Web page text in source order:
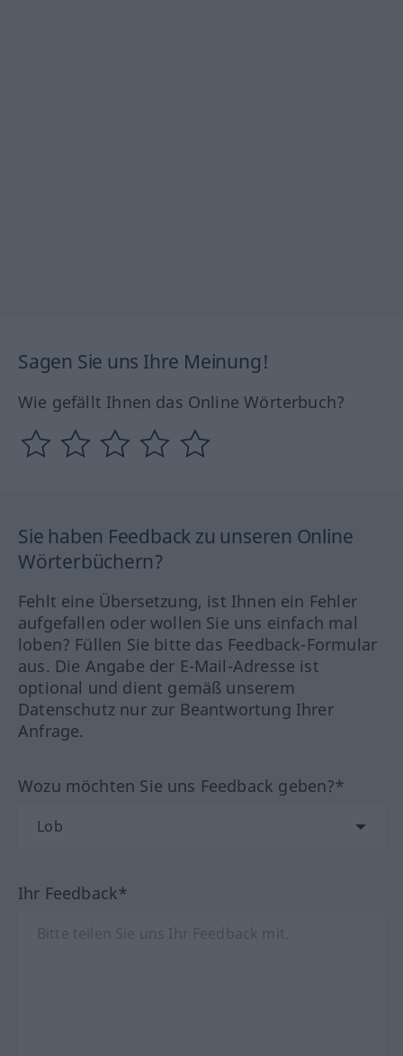
Sagen Sie uns Ihre Meinung!
Wie gefällt Ihnen das Online Wörterbuch?
Sie haben Feedback zu unseren Online
Wörterbüchern?
Fehlt eine Übersetzung, ist Ihnen ein Fehler
aufgefallen oder wollen Sie uns einfach mal
loben? Füllen Sie bitte das Feedback-Formular
aus. Die Angabe der E-Mail-Adresse ist
optional und dient gemäß unserem
Datenschutz nur zur Beantwortung Ihrer
Anfrage.
Wozu möchten Sie uns Feedback geben?*
Ihr Feedback*